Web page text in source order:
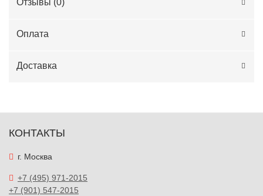
Отзывы (0)
Оплата
Доставка
КОНТАКТЫ
г. Москва
+7 (495) 971-2015
+7 (901) 547-2015